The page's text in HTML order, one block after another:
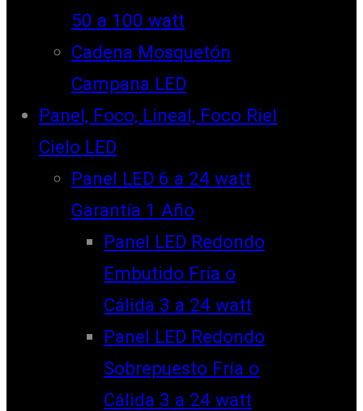
50 a 100 watt
Cadena Mosquetón
Campana LED
Panel, Foco, Lineal, Foco Riel
Cielo LED
Panel LED 6 a 24 watt
Garantía 1 Año
Panel LED Redondo
Embutido Fría o
Cálida 3 a 24 watt
Panel LED Redondo
Sobrepuesto Fría o
Cálida 3 a 24 watt